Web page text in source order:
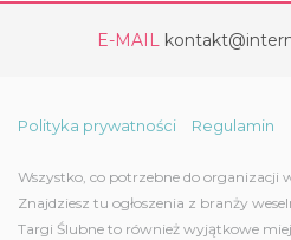
E-MAIL
Polityka prywatności Regulamin
Wszystko, co potrzebne do organizacji
Znajdziesz tu ogłoszenia z branży
Targi Ślubne to również wyjątkowe